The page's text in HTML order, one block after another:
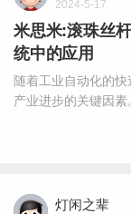
2024-5-17
米思米:滚珠丝
统中的应用
随着工业自动化的
产业进步的关键因素
灯闲之辈